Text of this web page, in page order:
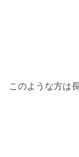
このような方は